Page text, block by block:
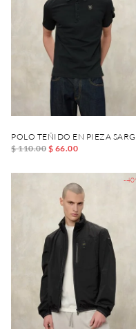
POLO TEÑIDO EN PIEZA
$ 110.00 $ 66.00
-